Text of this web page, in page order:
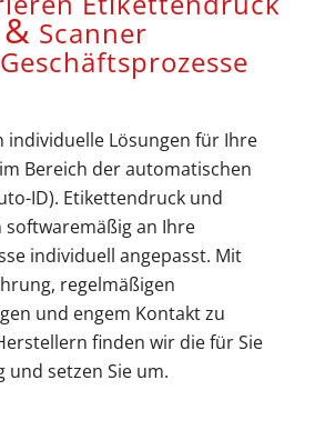
& Scanner
individuelle Lösungen für Ihre
Bereich der automatischen
ID). Etikettendruck und
softwaremäßig an Ihre
individuell angepasst. Mit
regelmäßigen
und engem Kontakt zu
finden wir die für Sie
und setzen Sie um.